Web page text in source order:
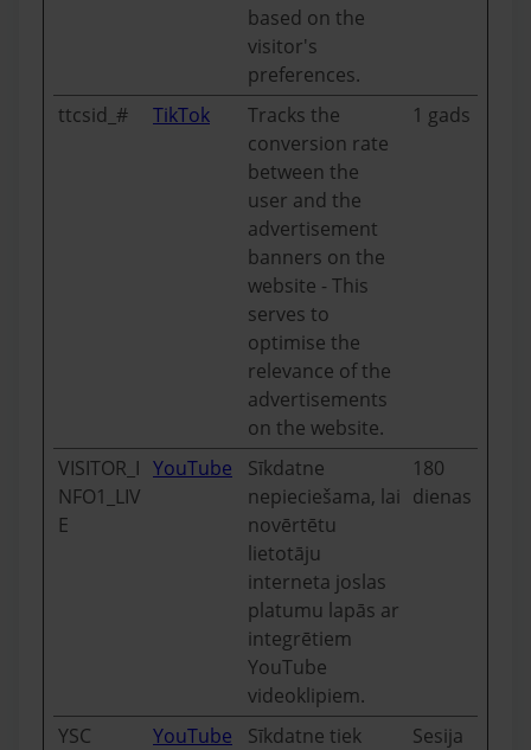
based on the
visitor's
preferences.
ttcsid_#
TikTok
Tracks the
conversion rate
between the
user and the
advertisement
banners on the
website - This
serves to
optimise the
relevance of the
advertisements
on the website.
1 gads
VISITOR_I
NFO1_LIV
E
YouTube
Sīkdatne
nepieciešama, lai
novērtētu
lietotāju
interneta joslas
platumu lapās ar
integrētiem
YouTube
videoklipiem.
180
dienas
YSC YouTube
Sīkdatne tiek
Sesija